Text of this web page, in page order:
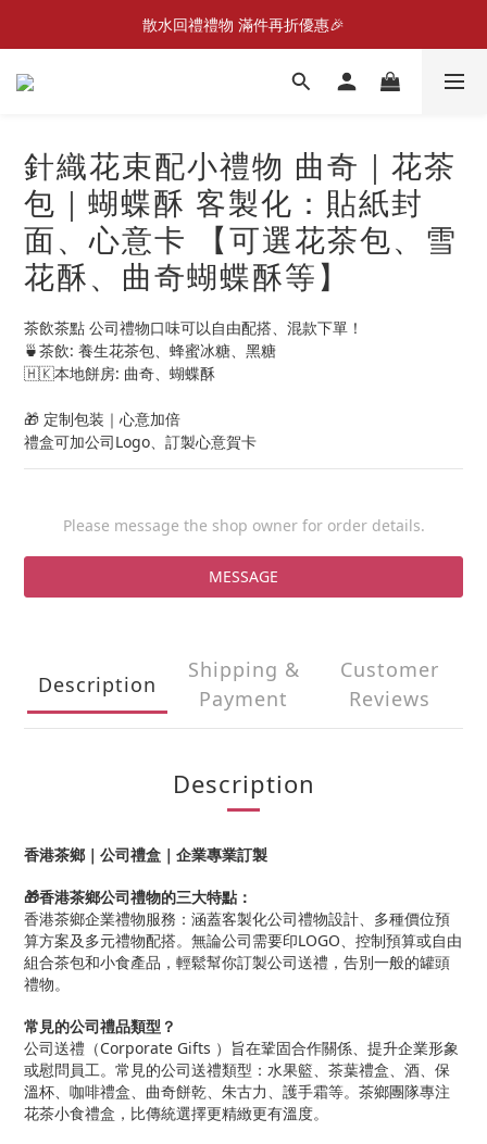
New Member Promotion $20 welcome coupon
散水回禮禮物 滿件再折優惠🎉
📦折後付款滿$300免運費 （香港、澳門）
針織花束配小禮物 曲奇｜花茶
包｜蝴蝶酥 客製化：貼紙封
面、心意卡 【可選花茶包、雪
花酥、曲奇蝴蝶酥等】
茶飲茶點 公司禮物口味可以自由配搭、混款下單！
🍵茶飲: 養生花茶包、蜂蜜冰糖、黑糖
🇭🇰本地餅房: 曲奇、蝴蝶酥
🎁 定制包装｜心意加倍
禮盒可加公司Logo、訂製心意賀卡
Please message the shop owner for order details.
MESSAGE
Description
Shipping &
Payment
Customer
Reviews
Description
香港茶鄉｜公司禮盒｜企業專業訂製
🎁香港茶鄉公司禮物的三大特點：
香港茶鄉企業禮物服務：涵蓋客製化公司禮物設計、多種價位預
算方案及多元禮物配搭。無論公司需要印LOGO、控制預算或自由
組合茶包和小食產品，輕鬆幫你訂製公司送禮，告別一般的罐頭
禮物。
常見的公司禮品類型？
公司送禮（Corporate Gifts ）旨在鞏固合作關係、提升企業形象
或慰問員工。常見的公司送禮類型：水果籃、茶葉禮盒、酒、保
溫杯、咖啡禮盒、曲奇餅乾、朱古力、護手霜等。茶鄉團隊專注
花茶小食禮盒，比傳統選擇更精緻更有溫度。